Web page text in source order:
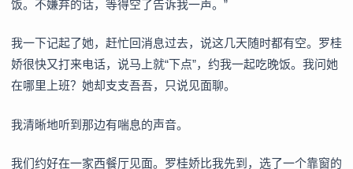
饭。不嫌弃的话，等得空了告诉我一声。”
我一下记起了她，赶忙回消息过去，说这几天随时都有空。罗桂
娇很快又打来电话，说马上就“下点”，约我一起吃晚饭。我问她
在哪里上班？她却支支吾吾，只说见面聊。
我清晰地听到那边有喘息的声音。
我们约好在一家西餐厅见面。罗桂娇比我先到，选了一个靠窗的